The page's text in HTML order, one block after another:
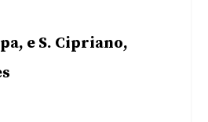
e S. Cipriano,